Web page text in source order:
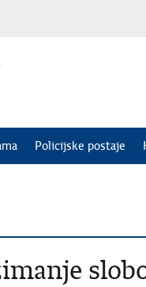
Policijske postaje